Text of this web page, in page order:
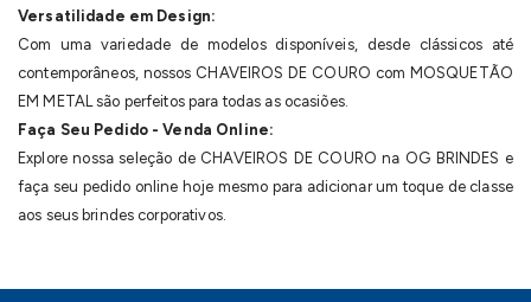
Versatilidade em Design:
Com uma variedade de modelos disponíveis, desde clássicos até
contemporâneos, nossos CHAVEIROS DE COURO com MOSQUETÃO
EM METAL são perfeitos para todas as ocasiões.
Faça Seu Pedido - Venda Online:
Explore nossa seleção de CHAVEIROS DE COURO na OG BRINDES e
faça seu pedido online hoje mesmo para adicionar um toque de classe
aos seus brindes corporativos.